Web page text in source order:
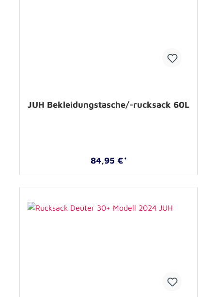
JUH Bekleidungstasche/-rucksack 60L
84,95 €*